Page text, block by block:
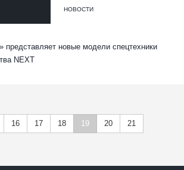
НОВОСТИ
представляет новые модели спецтехники
NEXT
16 17 18 19 20 21